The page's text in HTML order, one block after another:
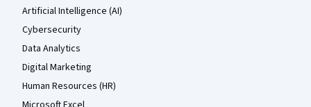
Artificial Intelligence (AI)
Cybersecurity
Data Analytics
Digital Marketing
Human Resources (HR)